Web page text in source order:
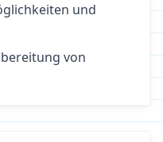
und
von